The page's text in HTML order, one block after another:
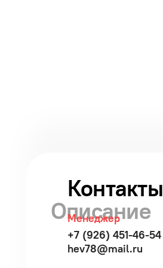
Описание
Контакты
Менеджер
+7 (926) 451-46-54
hev78@mail.ru